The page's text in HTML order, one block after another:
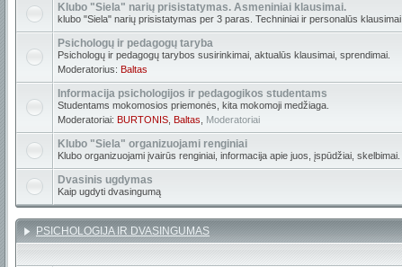
Klubo "Siela" narių prisistatymas. Asmeniniai klausimai.
klubo "Siela" narių prisistatymas per 3 paras. Techniniai ir personalūs klausimai.
Psichologų ir pedagogų taryba
Psichologų ir pedagogų tarybos susirinkimai, aktualūs klausimai, sprendimai.
Moderatorius: Baltas
Informacija psichologijos ir pedagogikos studentams
Studentams mokomosios priemonės, kita mokomoji medžiaga.
Moderatoriai: BURTONIS Baltas Moderatoriai
Klubo "Siela" organizuojami renginiai
Klubo organizuojami įvairūs renginiai, informacija apie juos, įspūdžiai, skelbimai.
Dvasinis ugdymas
Kaip ugdyti dvasingumą
PSICHOLOGIJA IR DVASINGUMAS